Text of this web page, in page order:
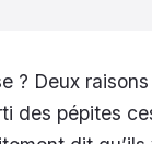
? Deux
des pépites